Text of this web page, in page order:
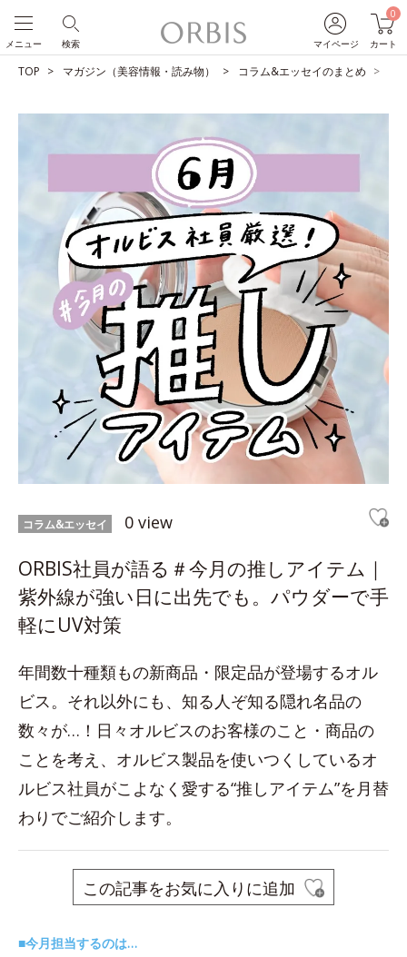
マイページ
0
カート
検索
メニュー
TOP マガジン（美容情報・読み物） コラム&エッセイのまとめ
コラム&エッセイ 0 view
ORBIS社員が語る＃今月の推しアイテム｜
紫外線が強い日に出先でも。パウダーで手
軽にUV対策
年間数十種類もの新商品・限定品が登場するオル
ビス。それ以外にも、知る人ぞ知る隠れ名品の
数々が…！日々オルビスのお客様のこと・商品の
ことを考え、オルビス製品を使いつくしているオ
ルビス社員がこよなく愛する“推しアイテム”を月替
わりでご紹介します。
この記事をお気に入りに追加
■今月担当するのは…